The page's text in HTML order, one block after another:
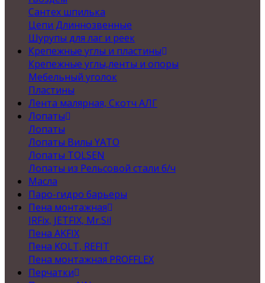
Сантех шпилька
Цепи Длиннозвенные
Шурупы для лаг и реек
Крепежные углы и пластины
Крепежные углы,ленты и опоры
Мебельный уголок
Пластины
Лента малярная, Скотч АЛГ
Лопаты
Лопаты
Лопаты Вилы YATO
Лопаты TOLSEN
Лопаты из Рельсовой стали б/ч
Масла
Паро-гидро барьеры
Пена монтажная
IRFix, JETFIX, Mr.Sil
Пена AKFIX
Пена KOLT, REFIT
Пена монтажная PROFFLEX
Перчатки